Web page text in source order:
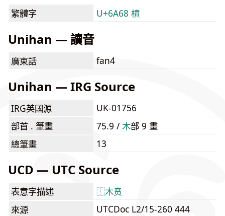
繁體字 U+6A68 橨
Unihan — 讀音
廣東話 fan4
Unihan — IRG Source
IRG英國源
UK-01756
部首 . 筆畫
75.9 /⽊部 9 畫
總筆畫
13
UCD — UTC Source
表意字描述 ⿰木贲
來源
UTCDoc L2/15-260 444